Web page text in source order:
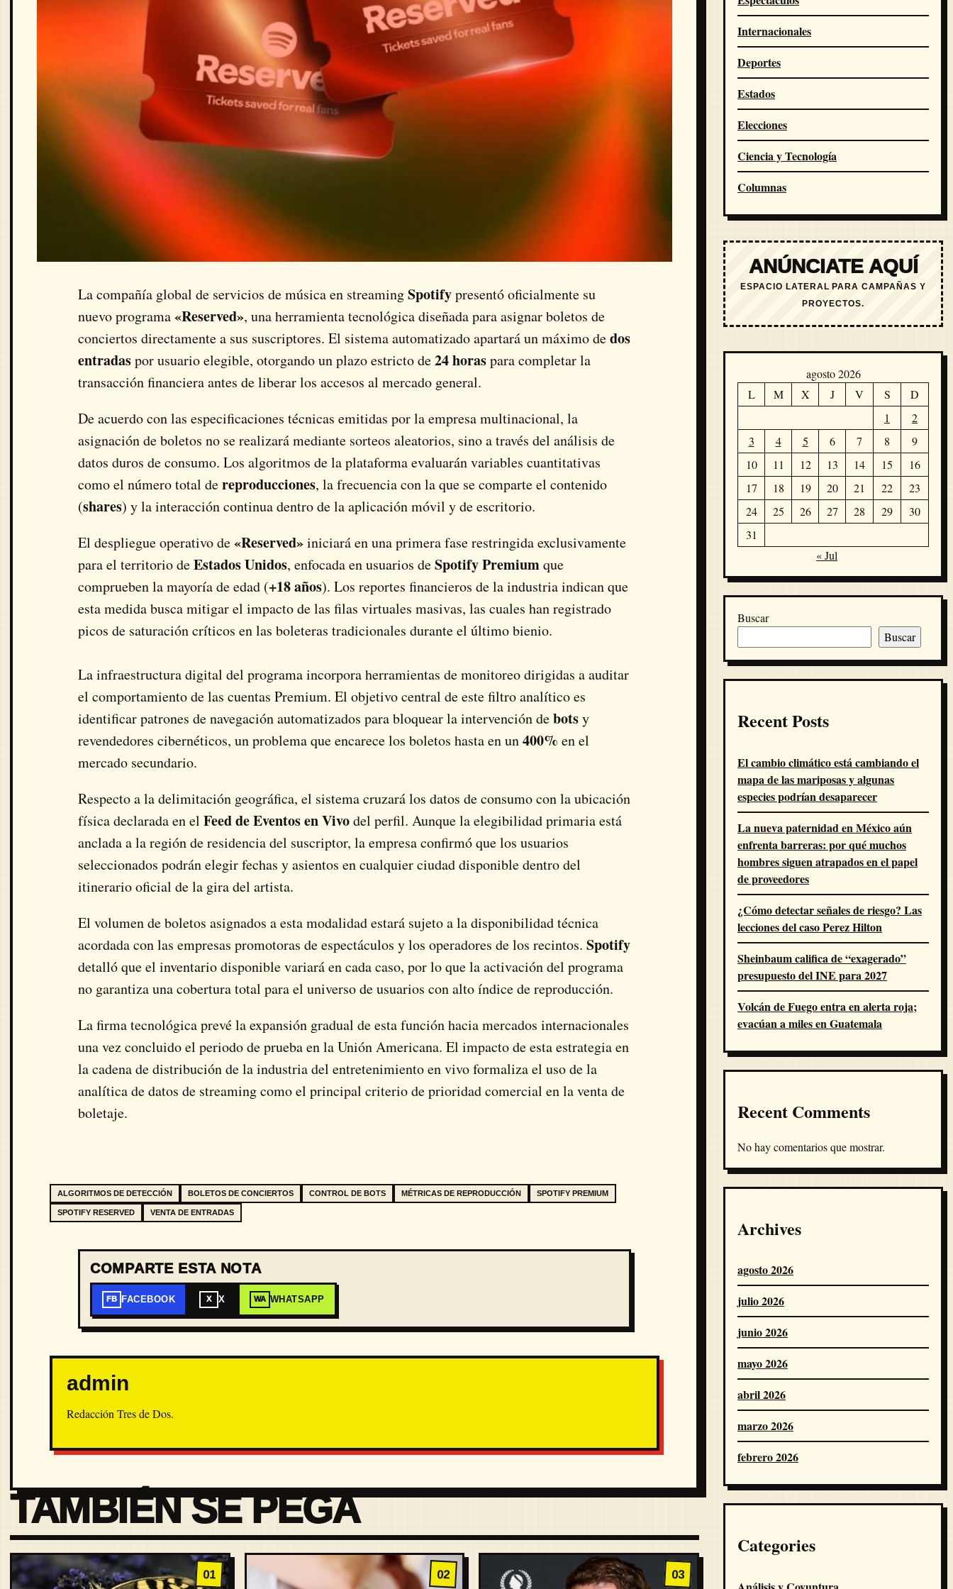
La compañía global de servicios de música en streamingSpotifypresentó oficialmente su
nuevo programa«Reserved», una herramienta tecnológica diseñada para asignar boletos de
conciertos directamente a sus suscriptores. El sistema automatizado apartará un máximo dedos
entradaspor usuario elegible, otorgando un plazo estricto de24 horaspara completar la
transacción financiera antes de liberar los accesos al mercado general.
De acuerdo con las especificaciones técnicas emitidas por la empresa multinacional, la
asignación de boletos no se realizará mediante sorteos aleatorios, sino a través del análisis de
datos duros de consumo. Los algoritmos de la plataforma evaluarán variables cuantitativas
como el número total dereproducciones, la frecuencia con la que se comparte el contenido
(shares) y la interacción continua dentro de la aplicación móvil y de escritorio.
El despliegue operativo de«Reserved»iniciará en una primera fase restringida exclusivamente
para el territorio deEstados Unidos, enfocada en usuarios deSpotify Premiumque
comprueben la mayoría de edad (+18 años). Los reportes financieros de la industria indican que
esta medida busca mitigar el impacto de las filas virtuales masivas, las cuales han registrado
picos de saturación críticos en las boleteras tradicionales durante el último bienio.
La infraestructura digital del programa incorpora herramientas de monitoreo dirigidas a auditar
el comportamiento de las cuentas Premium. El objetivo central de este filtro analítico es
identificar patrones de navegación automatizados para bloquear la intervención debotsy
revendedores cibernéticos, un problema que encarece los boletos hasta en un400% en el
mercado secundario.
Respecto a la delimitación geográfica, el sistema cruzará los datos de consumo con la ubicación
física declarada en el Feed de Eventos en Vivodel perfil. Aunque la elegibilidad primaria está
anclada a la región de residencia del suscriptor, la empresa confirmó que los usuarios
seleccionados podrán elegir fechas y asientos en cualquier ciudad disponible dentro del
itinerario oficial de la gira del artista.
El volumen de boletos asignados a esta modalidad estará sujeto a la disponibilidad técnica
acordada con las empresas promotoras de espectáculos y los operadores de los recintos. Spotify
detalló que el inventario disponible variará en cada caso, por lo que la activación del programa
no garantiza una cobertura total para el universo de usuarios con alto índice de reproducción.
La firma tecnológica prevé la expansión gradual de esta función hacia mercados internacionales
una vez concluido el periodo de prueba en la Unión Americana. El impacto de esta estrategia en
la cadena de distribución de la industria del entretenimiento en vivo formaliza el uso de la
analítica de datos de streaming como el principal criterio de prioridad comercial en la venta de
boletaje.
ALGORITMOS DE DETECCIÓN BOLETOS DE CONCIERTOS CONTROL DE BOTS MÉTRICAS DE REPRODUCCIÓN SPOTIFY PREMIUM
SPOTIFY RESERVED VENTA DE ENTRADAS
COMPARTE ESTA NOTA
FB FACEBOOK X X WA WHATSAPP
admin
Redacción Tres de Dos.
TAMBIÉN SE PEGA
01 02 03
Internacionales
Deportes
Estados
Elecciones
Ciencia y Tecnología
Columnas
ANÚNCIATE AQUÍ
ESPACIO LATERAL PARA CAMPAÑAS Y
PROYECTOS.
agosto 2026
L
M X J V S
D
1
2
3
4 5 6 7 8
9
10
11 12 13 14 15
16
17
18 19 20 21 22
23
24
25 26 27 28 29
30
31
« Jul
Buscar
Buscar
Recent Posts
El cambio climático está cambiando el
mapa de las mariposas y algunas
especies podrían desaparecer
La nueva paternidad en México aún
enfrenta barreras: por qué muchos
hombres siguen atrapados en el papel
de proveedores
¿Cómo detectar señales de riesgo? Las
lecciones del caso Perez Hilton
Sheinbaum califica de “exagerado”
presupuesto del INE para 2027
Volcán de Fuego entra en alerta roja;
evacúan a miles en Guatemala
Recent Comments
No hay comentarios que mostrar.
Archives
agosto 2026
julio 2026
junio 2026
mayo 2026
abril 2026
marzo 2026
febrero 2026
Categories